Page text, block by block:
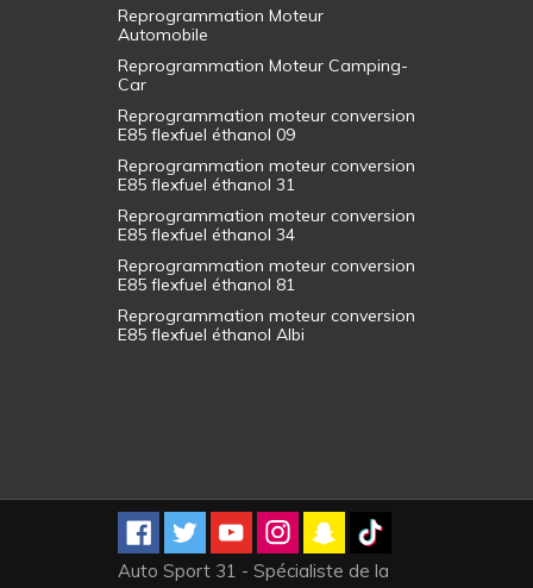
Reprogrammation Moteur
Automobile
Reprogrammation Moteur Camping-
Car
Reprogrammation moteur conversion
E85 flexfuel éthanol 09
Reprogrammation moteur conversion
E85 flexfuel éthanol 31
Reprogrammation moteur conversion
E85 flexfuel éthanol 34
Reprogrammation moteur conversion
E85 flexfuel éthanol 81
Reprogrammation moteur conversion
E85 flexfuel éthanol Albi
Auto Sport 31 - Spécialiste de la